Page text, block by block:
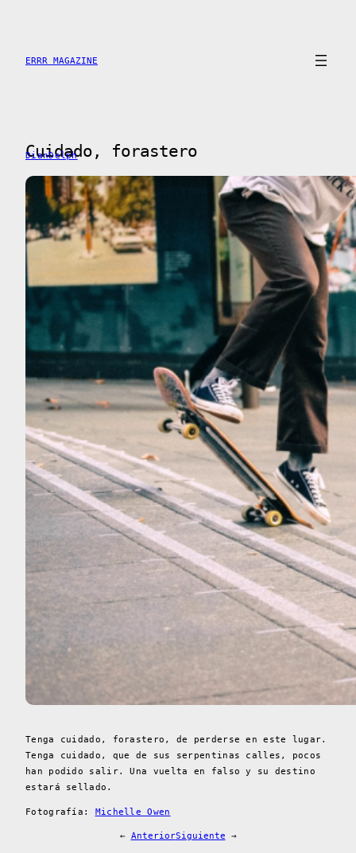
contenido
ERRR MAGAZINE
Cuidado, forastero
DianDelph
Tenga cuidado, forastero, de perderse en este lugar.
Tenga cuidado, que de sus serpentinas calles, pocos
han podido salir. Una vuelta en falso y su destino
estará sellado.
Fotografía: Michelle Owen
← AnteriorSiguiente →